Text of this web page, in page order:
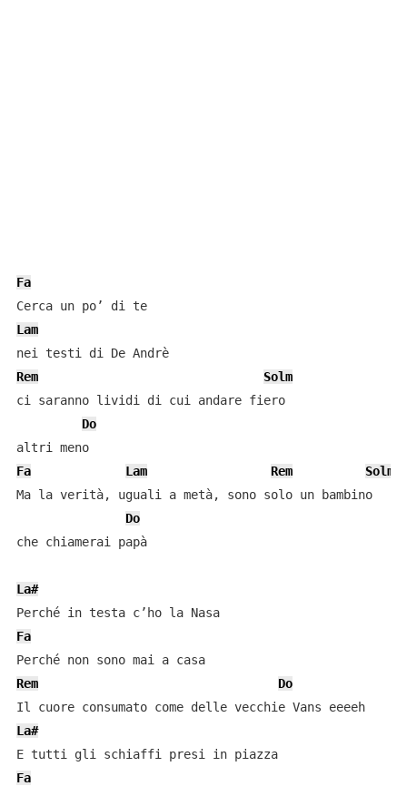
Fa
Cerca un po’ di te
Lam
nei testi di De Andrè
Rem
Solm
ci saranno lividi di cui andare fiero
Do
altri meno
Fa
Lam Rem
Solm
Ma la verità, uguali a metà, sono solo un bambino
Do
che chiamerai papà
La#
Perché in testa c’ho la Nasa
Fa
Perché non sono mai a casa
Rem
Do
Il cuore consumato come delle vecchie Vans eeeeh
La#
E tutti gli schiaffi presi in piazza
Fa